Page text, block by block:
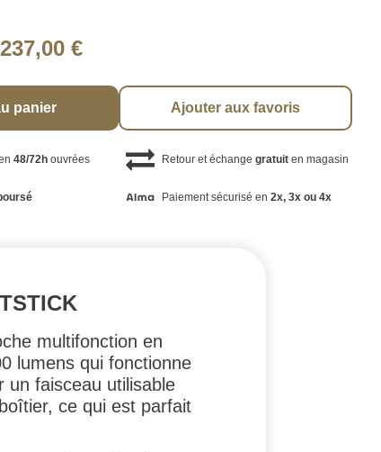
237,00 €
panier Ajouter aux favoris
48/72h ouvrées Retour et échange gratuiten magasin
Paiement sécurisé en 2x, 3x ou 4x
multifonction en
lumens qui fonctionne
un faisceau utilisable
ce qui est parfait